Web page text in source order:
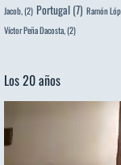
Jacob, (2) Portugal (7) Ramón
Víctor Peña Dacosta, (2)
Los 20 años
de
vídeo